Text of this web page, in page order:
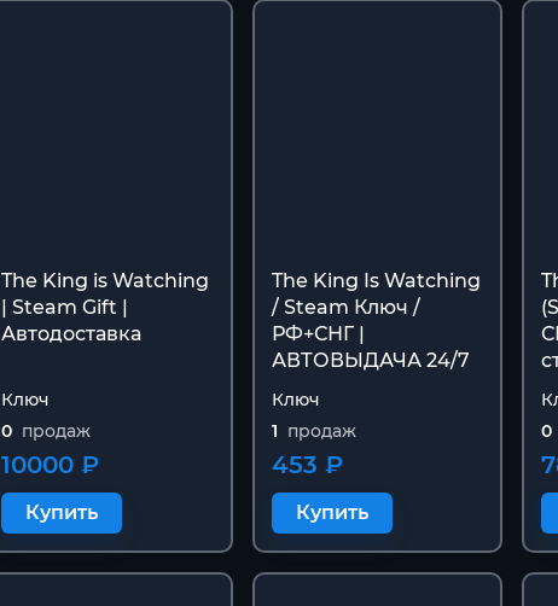
The King is Watching
| Steam Gift |
Автодоставка
Ключ
0 продаж
10000 ₽
Купить
The King Is Watching
/ Steam Ключ /
РФ+СНГ |
АВТОВЫДАЧА 24/7
Ключ
1 продаж
453 ₽
Купить
0